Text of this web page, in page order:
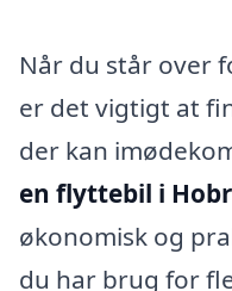
Når du står over
er det vigtigt at
der kan
en flyttebil i
økonomisk og
du har brug for